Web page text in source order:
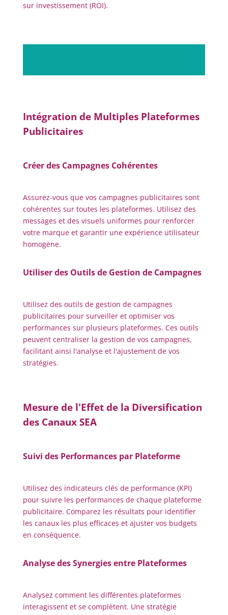
sur investissement (ROI).
Intégration de Multiples Plateformes
Publicitaires
Créer des Campagnes Cohérentes
Assurez-vous que vos campagnes publicitaires sont
cohérentes sur toutes les plateformes. Utilisez des
messages et des visuels uniformes pour renforcer
votre marque et garantir une expérience utilisateur
homogène.
Utiliser des Outils de Gestion de Campagnes
Utilisez des outils de gestion de campagnes
publicitaires pour surveiller et optimiser vos
performances sur plusieurs plateformes. Ces outils
peuvent centraliser la gestion de vos campagnes,
facilitant ainsi l'analyse et l'ajustement de vos
stratégies.
Mesure de l'Effet de la Diversification
des Canaux SEA
Suivi des Performances par Plateforme
Utilisez des indicateurs clés de performance (KPI)
pour suivre les performances de chaque plateforme
publicitaire. Comparez les résultats pour identifier
les canaux les plus efficaces et ajuster vos budgets
en conséquence.
Analyse des Synergies entre Plateformes
Analysez comment les différentes plateformes
interagissent et se complètent. Une stratégie